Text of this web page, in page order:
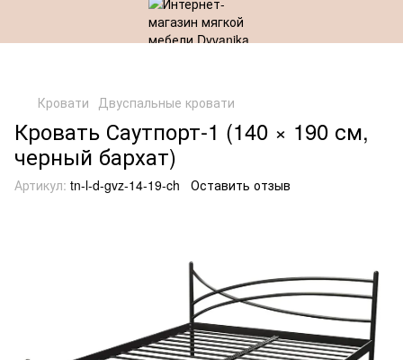
Кровати Двуспальные кровати
Кровать Саутпорт-1 (140 × 190 см,
черный бархат)
Артикул: tn-l-d-gvz-14-19-ch Оставить отзыв